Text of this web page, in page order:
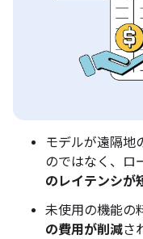
モデルが遠隔地
のではなく、ロ
のレイテンシが
未使用の機能の
の費用が削減さ